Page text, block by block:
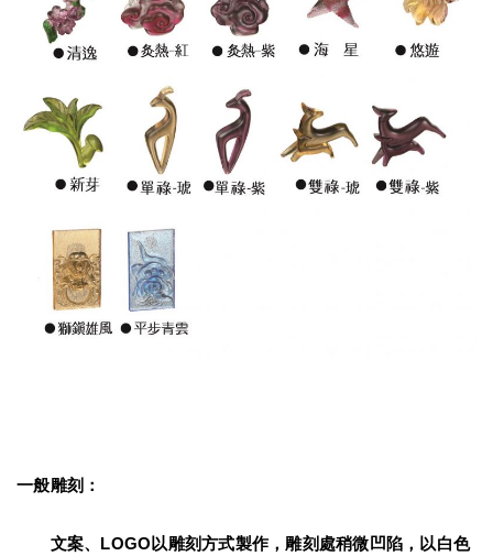
一般雕刻：
文案、LOGO以雕刻方式製作，雕刻處稍微凹陷，以白色